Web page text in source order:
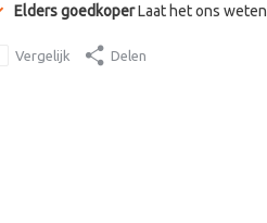
Elders goedkoperLaat het ons weten
Vergelijk Delen